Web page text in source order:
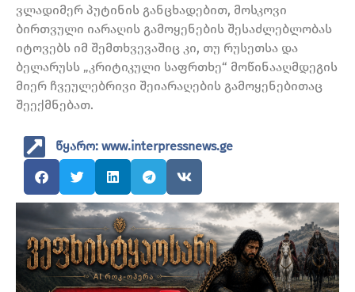
ვლადიმერ პუტინის განცხადებით, მოსკოვი
ბირთვული იარაღის გამოყენების შესაძლებლობას
იტოვებს იმ შემთხვევაშიც კი, თუ რუსეთსა და
ბელარუსს „კრიტიკული საფრთხე“ მოწინააღმდეგის
მიერ ჩვეულებრივი შეიარაღების გამოყენებითაც
შეექმნებათ.
წყარო: www.interpressnews.ge